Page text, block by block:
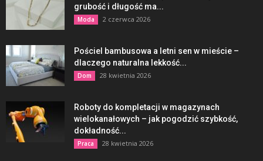
grubość i długość ma...
Moda 2 czerwca 2026
Pościel bambusowa a letni sen w mieście –
dlaczego naturalna lekkość...
Dom 28 kwietnia 2026
Roboty do kompletacji w magazynach
wielokanałowych – jak pogodzić szybkość,
dokładność...
Praca 28 kwietnia 2026